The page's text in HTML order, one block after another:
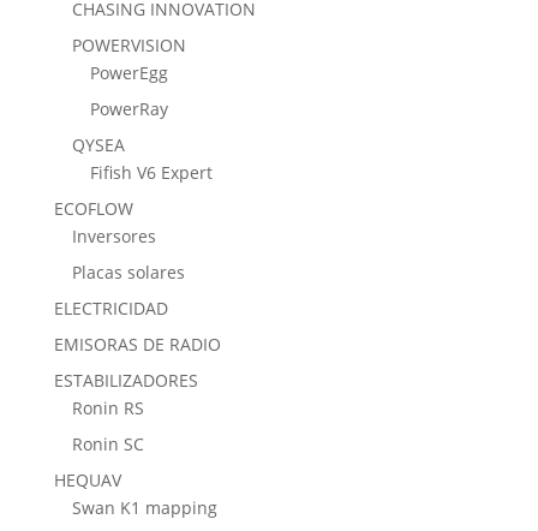
CHASING INNOVATION
POWERVISION
PowerEgg
PowerRay
QYSEA
Fifish V6 Expert
ECOFLOW
Inversores
Placas solares
ELECTRICIDAD
EMISORAS DE RADIO
ESTABILIZADORES
Ronin RS
Ronin SC
HEQUAV
Swan K1 mapping